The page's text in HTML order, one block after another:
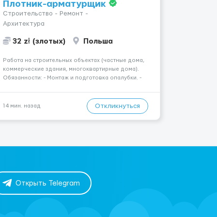
Плотник-арматурщик
Строительство - Ремонт -
Архитектура
32 zł (злотых) Польша
Работа на строительных объектах (частные дома,
коммерческие здания, многоквартирные дома).
Обязанности: - Монтаж и подготовка опалубки. -
арматурных стержней. - Заливка бетона. -
Демонтаж опалубки после за...
14 мин. назад Откликнуться
Открыть Telegram